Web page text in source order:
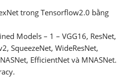
trong Tensorflow2.0 bằng
Models – 1 – VGG16, ResNet,
SqueezeNet, WideResNet,
EfficientNet và MNASNet.